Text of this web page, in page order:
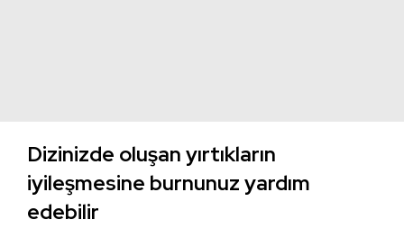
Dizinizde oluşan yırtıkların
iyileşmesine burnunuz yardım
edebilir